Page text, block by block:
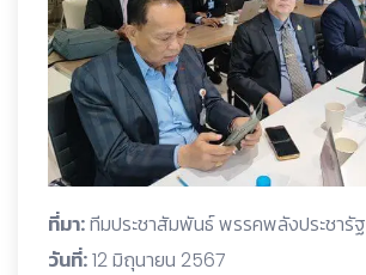
ที่มา:ทีมประชาสัมพันธ์ พรรคพลังประชารัฐ
วันที่:12 มิถุนายน 2567